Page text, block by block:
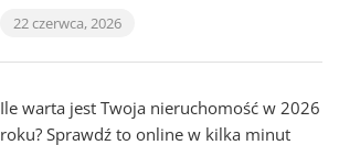
22 czerwca, 2026
Ile warta jest Twoja nieruchomość w 2026
roku? Sprawdź to online w kilka minut